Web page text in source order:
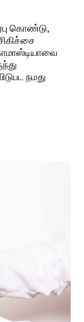
கொண்டு,
நமது